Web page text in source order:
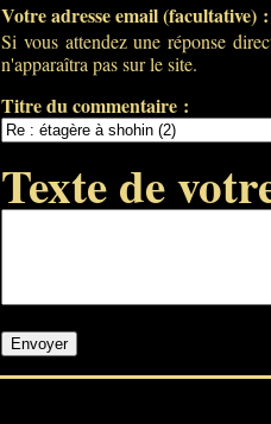
Votre adresse email (facultative)
Si vous attendez une réponse
n'apparaîtra pas sur le site.
Titre du commentaire :
Texte de